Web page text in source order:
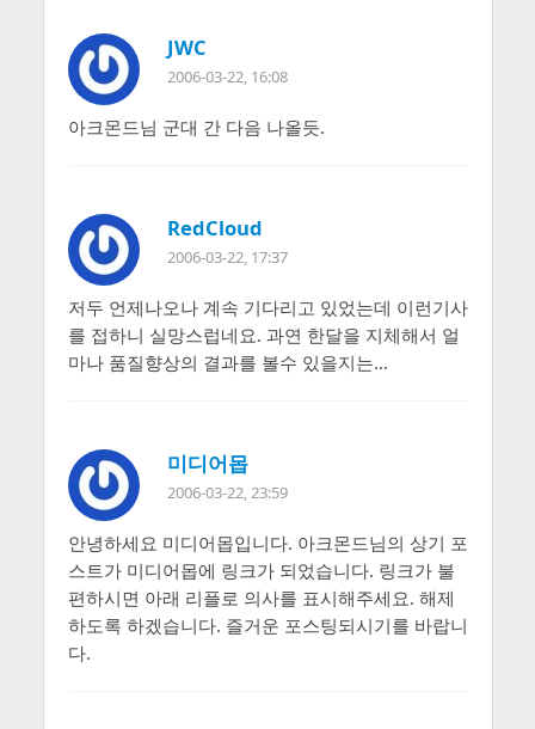
JWC
2006-03-22, 16:08
아크몬드님 군대 간 다음 나올듯.
RedCloud
2006-03-22, 17:37
저두 언제나오나 계속 기다리고 있었는데 이런기사
를 접하니 실망스럽네요. 과연 한달을 지체해서 얼
마나 품질향상의 결과를 볼수 있을지는…
미디어몹
2006-03-22, 23:59
안녕하세요 미디어몹입니다. 아크몬드님의 상기 포
스트가 미디어몹에 링크가 되었습니다. 링크가 불
편하시면 아래 리플로 의사를 표시해주세요. 해제
하도록 하겠습니다. 즐거운 포스팅되시기를 바랍니
다.